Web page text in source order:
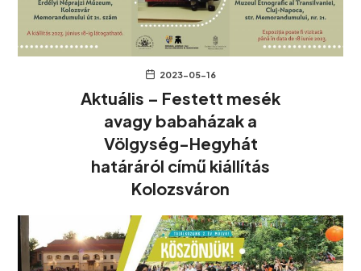
2023-05-16
Aktuális – Festett mesék
avagy babaházak a
Völgység-Hegyhát
határáról című kiállítás
Kolozsváron